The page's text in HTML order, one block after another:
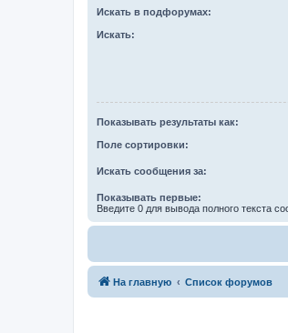
Искать в подфорумах:
Искать:
Показывать результаты как:
Поле сортировки:
Искать сообщения за:
Показывать первые:
Введите 0 для вывода полного текста
На главную Список форумов